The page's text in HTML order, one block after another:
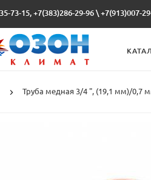
73-15, +7(383)286-29-96 \+7(913)007-
Труба медная 3/4 ", (19,1 мм)/0,7